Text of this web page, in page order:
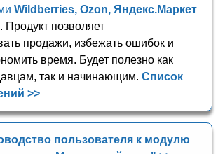
Wildberries, Ozon, Яндекс.Маркет
. Продукт позволяет
продажи, избежать ошибок и
время. Будет полезно как
так и начинающим. Список
>>
пользователя к модулю